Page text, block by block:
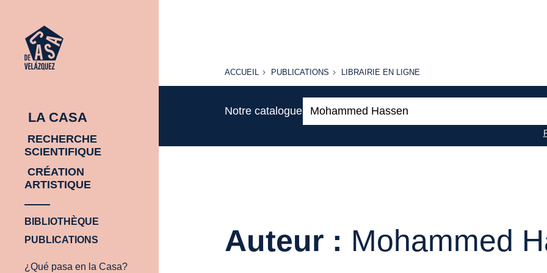
LA CASA
RECHERCHE
SCIENTIFIQUE
CRÉATION
ARTISTIQUE
BIBLIOTHÈQUE
PUBLICATIONS
¿Qué pasa en la Casa?
ACCUEIL
ACCUEIL PUBLICATIONS
PUBLICATIONS
LIBRAIRIE
LIBRAIRIE EN LIGNE
Notre catalogue:
Auteur : Mohammed